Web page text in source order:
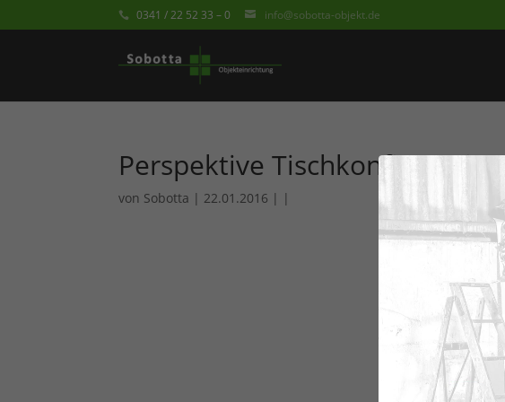
0341 / 22 52 33 – 0 info@sobotta-objekt.de
Perspektive Tischkonfiguration
von Sobotta | 22.01.2016 | |